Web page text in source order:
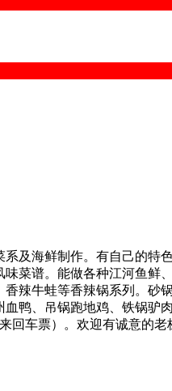
及海鲜制作。有自己的特
菜谱。能做各种江河鱼鲜
辣牛蛙等香辣锅系列。砂
鸭、吊锅跑地鸡、铁锅驴
车票）。欢迎有诚意的老